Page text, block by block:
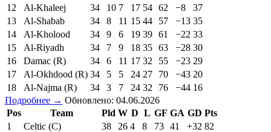
12
Al-Khaleej 34 10 7 17 54 62 −8
37
13
Al-Shabab 34 8 11 15 44 57 −13 35
14
Al-Kholood 34 9 6 19 39 61 −22 33
15
Al-Riyadh 34 7 9 18 35 63 −28 30
16
Damac (R) 34 6 11 17 32 55 −23 29
17
Al-Okhdood (R) 34 5 5 24 27 70 −43 20
18
Al-Najma (R) 34 3 7 24 32 76 −44 16
Подробнее → Обновлено: 04.06.2026
Pos
Team Pld W D L GF GA GD Pts
1
Celtic (C) 38 26 4 8 73 41 +32 82